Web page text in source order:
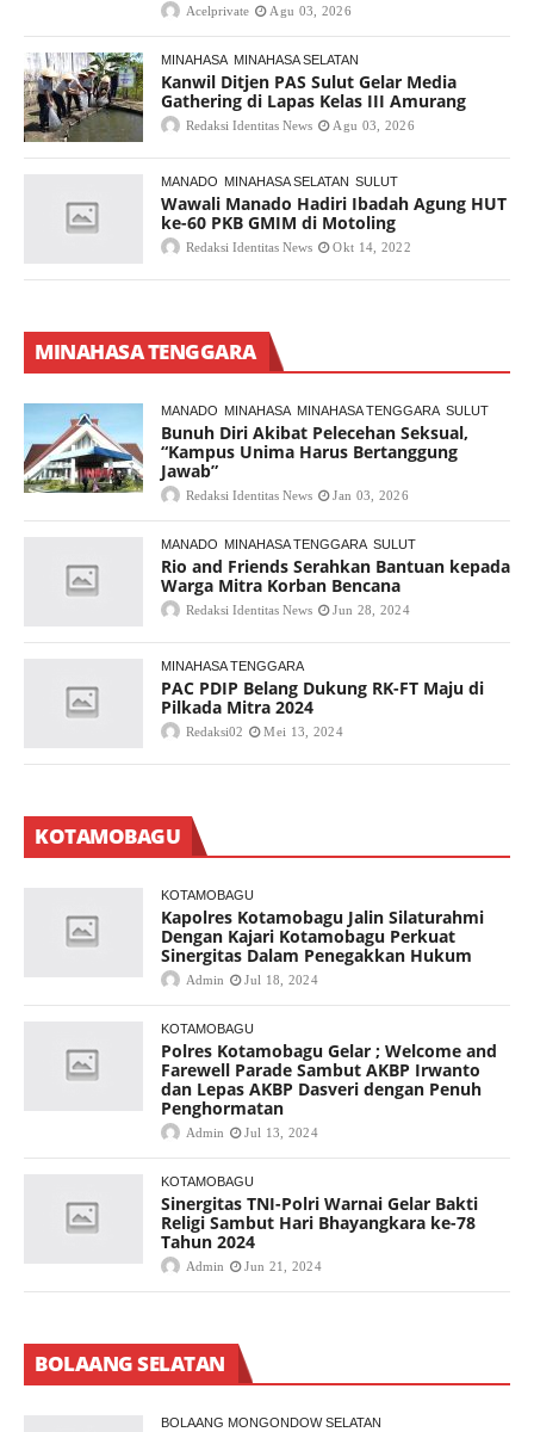
Acelprivate Agu 03, 2026
MINAHASA MINAHASA SELATAN
Kanwil Ditjen PAS Sulut Gelar Media
Gathering di Lapas Kelas III Amurang
Redaksi Identitas News Agu 03, 2026
MANADO MINAHASA SELATAN SULUT
Wawali Manado Hadiri Ibadah Agung HUT
ke-60 PKB GMIM di Motoling
Redaksi Identitas News Okt 14, 2022
MINAHASA TENGGARA
MANADO MINAHASA MINAHASA TENGGARA SULUT
Bunuh Diri Akibat Pelecehan Seksual,
“Kampus Unima Harus Bertanggung
Jawab”
Redaksi Identitas News Jan 03, 2026
MANADO MINAHASA TENGGARA SULUT
Rio and Friends Serahkan Bantuan kepada
Warga Mitra Korban Bencana
Redaksi Identitas News Jun 28, 2024
MINAHASA TENGGARA
PAC PDIP Belang Dukung RK-FT Maju di
Pilkada Mitra 2024
Redaksi02 Mei 13, 2024
KOTAMOBAGU
KOTAMOBAGU
Kapolres Kotamobagu Jalin Silaturahmi
Dengan Kajari Kotamobagu Perkuat
Sinergitas Dalam Penegakkan Hukum
Admin Jul 18, 2024
KOTAMOBAGU
Polres Kotamobagu Gelar ; Welcome and
Farewell Parade Sambut AKBP Irwanto
dan Lepas AKBP Dasveri dengan Penuh
Penghormatan
Admin Jul 13, 2024
KOTAMOBAGU
Sinergitas TNI-Polri Warnai Gelar Bakti
Religi Sambut Hari Bhayangkara ke-78
Tahun 2024
Admin Jun 21, 2024
BOLAANG SELATAN
BOLAANG MONGONDOW SELATAN